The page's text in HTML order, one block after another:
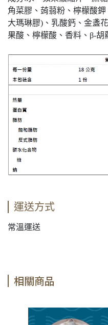
角菜膠、蒟蒻粉、檸檬酸
大瑪琳膠)、乳酸鈣、金盞
果酸、檸檬酸、香料、β-胡
運送方式
常溫運送
相關商品